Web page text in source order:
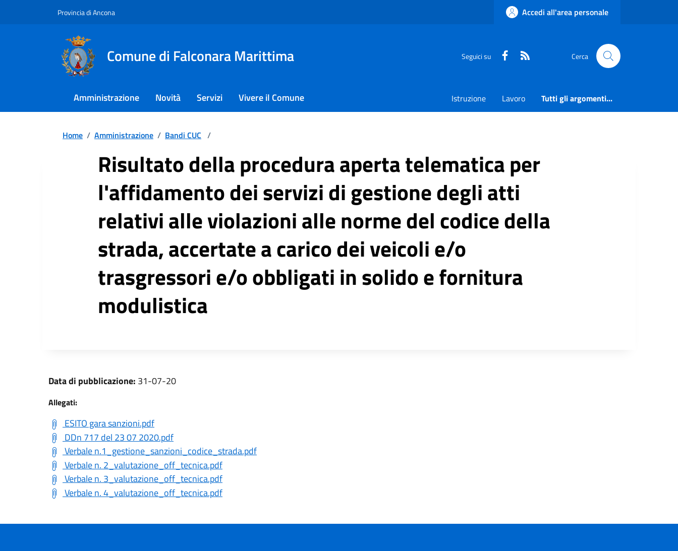
Provincia di Ancona Accedi all'area personale
Comune di Falconara Marittima Seguici su Faceboook Cerca
Amministrazione Novità Servizi Vivere il Comune Istruzione Lavoro Tutti gli argomenti...
Home / Amministrazione / Bandi CUC /
Risultato della procedura aperta telematica per
l'affidamento dei servizi di gestione degli atti
relativi alle violazioni alle norme del codice della
strada, accertate a carico dei veicoli e/o
trasgressori e/o obbligati in solido e fornitura
modulistica
Data di pubblicazione: 31-07-20
Allegati:
ESITO gara sanzioni.pdf
DDn 717 del 23 07 2020.pdf
Verbale n.1_gestione_sanzioni_codice_strada.pdf
Verbale n. 2_valutazione_off_tecnica.pdf
Verbale n. 3_valutazione_off_tecnica.pdf
Verbale n. 4_valutazione_off_tecnica.pdf